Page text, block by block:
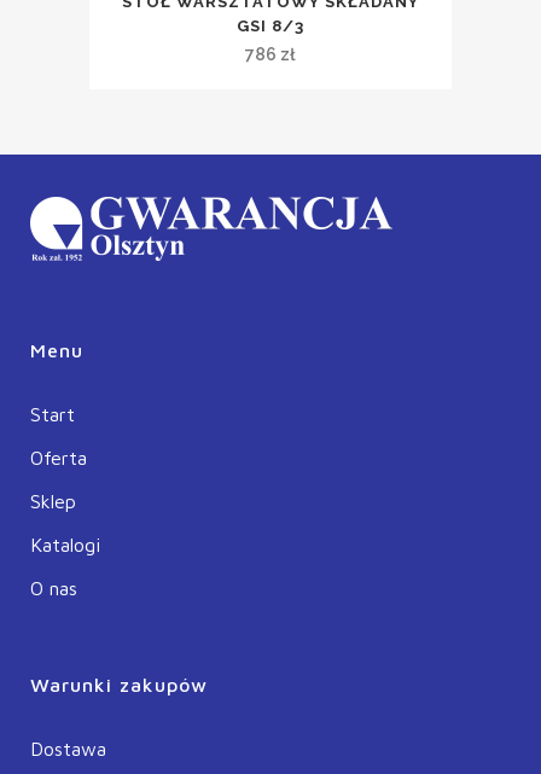
GSI 8/3
786 zł
Menu
Start
Oferta
Sklep
Katalogi
O nas
Warunki zakupów
Dostawa